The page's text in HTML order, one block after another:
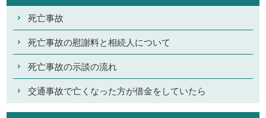
死亡事故
死亡事故の慰謝料と相続人について
死亡事故の示談の流れ
交通事故で亡くなった方が借金をしていたら